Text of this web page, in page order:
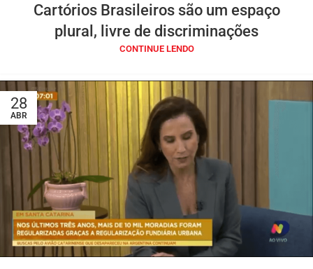
Cartórios Brasileiros são um espaço
plural, livre de discriminações
CONTINUE LENDO
28
ABR